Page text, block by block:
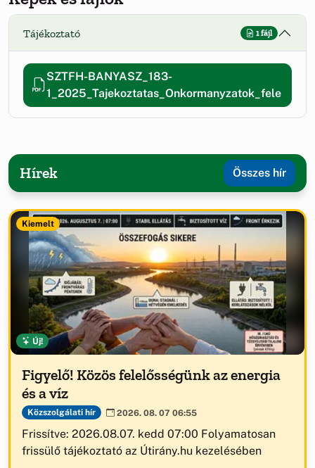
Tájékoztató 1 fájl
SZTFH-BANYASZ_183-
1_2025_Tajekoztatas_Onkormanyzatok_fele
Hírek Összes hír
Kiemelt
Új!
Figyelő! Közös felelősségünk az energia
és a víz
Közszolgálati hír 2026. 08. 07 06:55
Frissítve: 2026.08.07. kedd 07:00 Folyamatosan
frissülő tájékoztató az Útirány.hu kezelésében